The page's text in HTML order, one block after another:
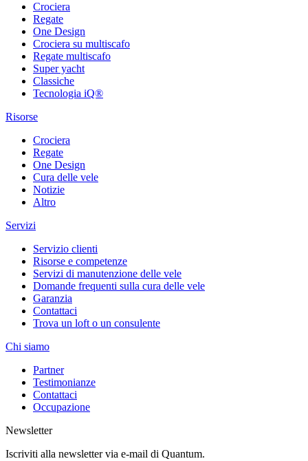
Crociera
Regate
One Design
Crociera su multiscafo
Regate multiscafo
Super yacht
Classiche
Tecnologia iQ®
Risorse
Crociera
Regate
One Design
Cura delle vele
Notizie
Altro
Servizi
Servizio clienti
Risorse e competenze
Servizi di manutenzione delle vele
Domande frequenti sulla cura delle vele
Garanzia
Contattaci
Trova un loft o un consulente
Chi siamo
Partner
Testimonianze
Contattaci
Occupazione
Newsletter
Iscriviti alla newsletter via e-mail di Quantum.